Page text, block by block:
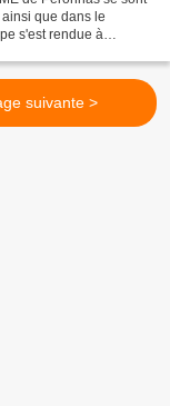
que dans le
s'est rendue à
suivante >